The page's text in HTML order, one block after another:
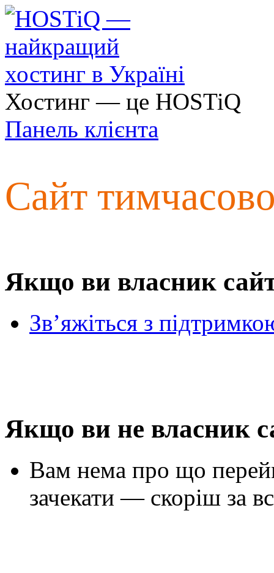
Хостинг — це HOSTiQ
Панель клієнта
Сайт
Якщо ви власник
Зв’яжіться з
Якщо ви не власник
Вам нема про що
зачекати — скоріш за